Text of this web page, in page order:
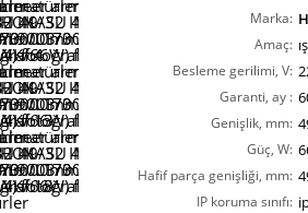
Marka:
Amaç:
Besleme gerilimi, V:
Garanti, ay :
Genişlik, mm:
Güç, W:
Hafif parça genişliği, mm:
IP koruma sınıfı: